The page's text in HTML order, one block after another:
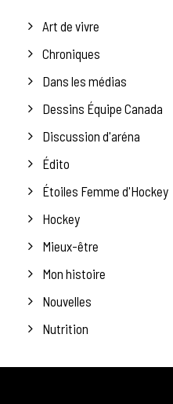
Art de vivre
Chroniques
Dans les médias
Dessins Équipe Canada
Discussion d'aréna
Édito
Étoiles Femme d'Hockey
Hockey
Mieux-être
Mon histoire
Nouvelles
Nutrition